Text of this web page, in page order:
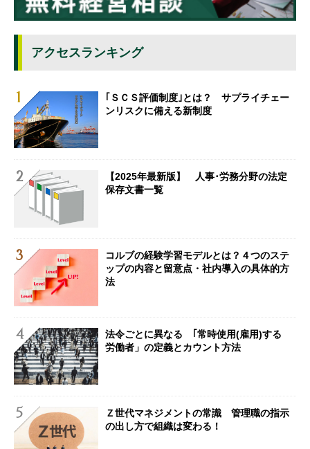
アクセスランキング
｢ＳＣＳ評価制度｣とは？ サプライチェー
ンリスクに備える新制度
【2025年最新版】 人事･労務分野の法定
保存文書一覧
コルブの経験学習モデルとは？４つのステ
ップの内容と留意点・社内導入の具体的方
法
法令ごとに異なる ｢常時使用(雇用)する
労働者」の定義とカウント方法
Ｚ世代マネジメントの常識 管理職の指示
の出し方で組織は変わる！